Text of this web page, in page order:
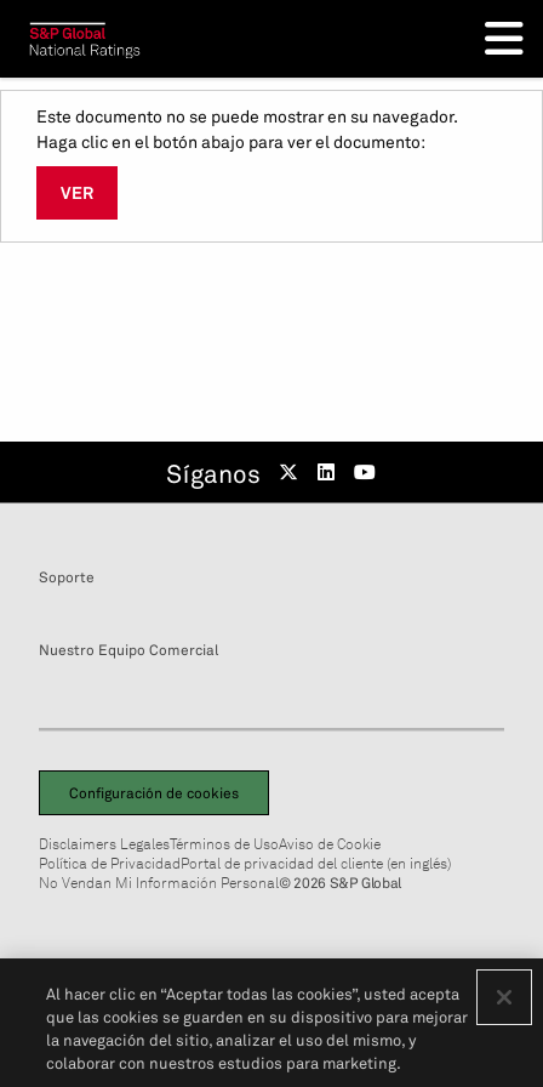
Este documento no se puede mostrar en su navegador.
Haga clic en el botón abajo para ver el documento:
VER
Síganos
Soporte
Nuestro Equipo Comercial
Configuración de cookies
Disclaimers LegalesTérminos de UsoAviso de Cookie
Política de PrivacidadPortal de privacidad del cliente (en inglés)
No Vendan Mi Información Personal© 2026 S&P Global
Al hacer clic en “Aceptar todas las cookies”, usted acepta
que las cookies se guarden en su dispositivo para mejorar
la navegación del sitio, analizar el uso del mismo, y
colaborar con nuestros estudios para marketing.